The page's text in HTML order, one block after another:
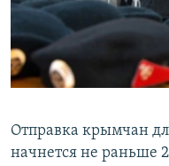
ПОБЕДИТЕЛЕЙ НЕ СУДЯТ?
КРЫМ.НЕПОКОРЕННЫЙ
ELIFBE
ПРИСОЕДИНЯЙТЕСЬ!
Все сайты RFE/RL
Отправка крымчан
начнется не раньше